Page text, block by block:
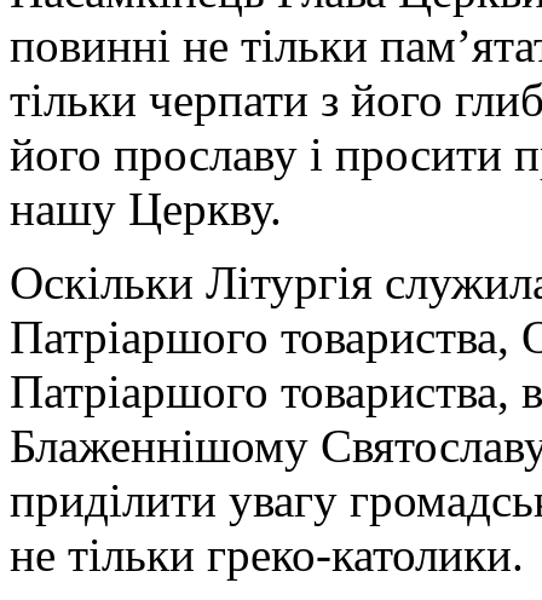
повинні не тільки
тільки черпати з його
його прославу і просити
нашу Церкву.
Оскільки Літургія
Патріаршого товариства,
Патріаршого товариства,
Блаженнішому
приділити увагу
не тільки греко-католики.